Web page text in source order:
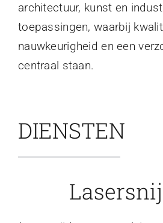
architectuur, kunst en
toepassingen, waarbij
nauwkeurigheid en een
centraal staan.
DIENSTEN